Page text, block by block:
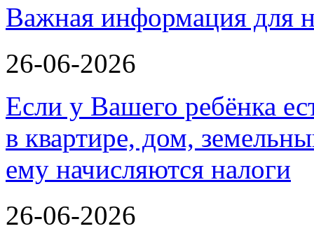
Важная информация для
26-06-2026
Если у Вашего ребёнка
в квартире, дом,
ему начисляются налоги
26-06-2026